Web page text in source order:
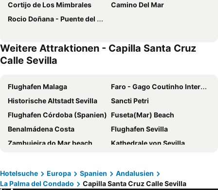
Cortijo de Los Mimbrales
Camino Del Mar
Rocio Doñana - Puente del Rey
Weitere Attraktionen - Capilla Santa Cruz
Calle Sevilla
Flughafen Malaga
Faro - Gago Coutinho Internationaler Flughafen
Historische Altstadt Sevilla
Sancti Petri
Flughafen Córdoba (Spanien) Fuseta(Mar) Beach
Benalmádena Costa
Flughafen Sevilla
Zambujeira do Mar beach
Kathedrale von Sevilla
Rocha beach
La Barrosa
Dona Ana beach
Marco Polo
Hotelsuche Europa Spanien
Andalusien
La Palma del Condado
Capilla Santa Cruz Calle Sevilla